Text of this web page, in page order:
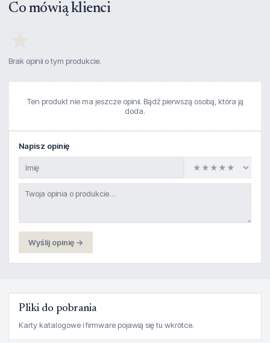
Co mówią klienci
Brak opinii o tym produkcie.
Ten produkt nie ma jeszcze opinii. Bądź pierwszą osobą, która ją
doda.
Napisz opinię
Wyślij opinię →
Pliki do pobrania
Karty katalogowe i firmware pojawią się tu wkrótce.